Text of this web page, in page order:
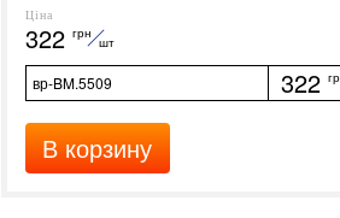
Ціна
322 грн
шт
вр-BM.5509 322
В корзину